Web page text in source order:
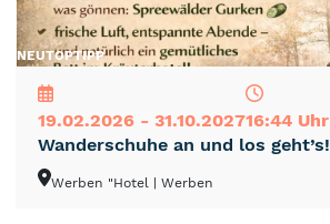
NEUTOPTIPP
19.02.2026 - 31.10.202716:44 Uhr
Wanderschuhe an und los geht’s!
Werben "Hotel | Werben